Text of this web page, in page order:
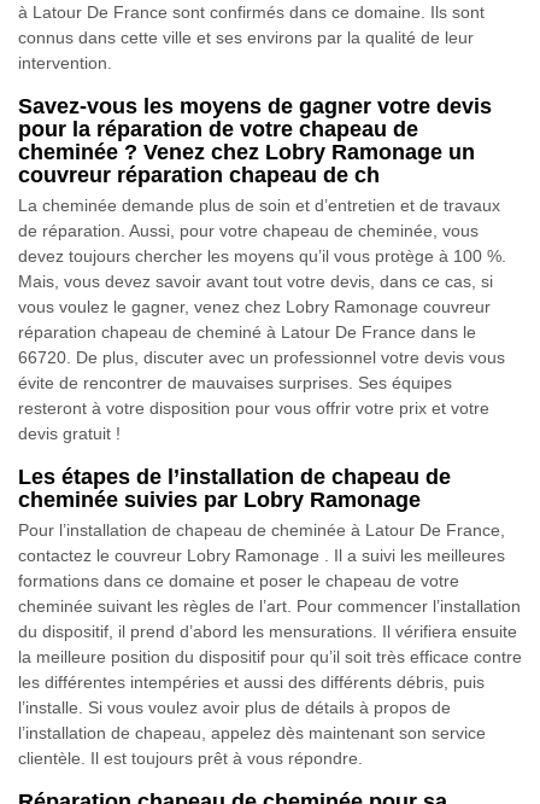
à Latour De France sont confirmés dans ce domaine. Ils sont
connus dans cette ville et ses environs par la qualité de leur
intervention.
Savez-vous les moyens de gagner votre devis
pour la réparation de votre chapeau de
cheminée ? Venez chez Lobry Ramonage un
couvreur réparation chapeau de ch
La cheminée demande plus de soin et d’entretien et de travaux
de réparation. Aussi, pour votre chapeau de cheminée, vous
devez toujours chercher les moyens qu’il vous protège à 100 %.
Mais, vous devez savoir avant tout votre devis, dans ce cas, si
vous voulez le gagner, venez chez Lobry Ramonage couvreur
réparation chapeau de cheminé à Latour De France dans le
66720. De plus, discuter avec un professionnel votre devis vous
évite de rencontrer de mauvaises surprises. Ses équipes
resteront à votre disposition pour vous offrir votre prix et votre
devis gratuit !
Les étapes de l’installation de chapeau de
cheminée suivies par Lobry Ramonage
Pour l’installation de chapeau de cheminée à Latour De France,
contactez le couvreur Lobry Ramonage . Il a suivi les meilleures
formations dans ce domaine et poser le chapeau de votre
cheminée suivant les règles de l’art. Pour commencer l’installation
du dispositif, il prend d’abord les mensurations. Il vérifiera ensuite
la meilleure position du dispositif pour qu’il soit très efficace contre
les différentes intempéries et aussi des différents débris, puis
l’installe. Si vous voulez avoir plus de détails à propos de
l’installation de chapeau, appelez dès maintenant son service
clientèle. Il est toujours prêt à vous répondre.